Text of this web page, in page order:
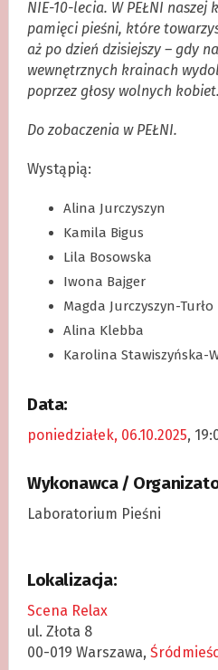
NIE-10-lecia. W PEŁNI
pamięci pieśni, które
aż po dzień dzisiejszy – gdy
wewnętrznych krainach
poprzez głosy wolnych kobiet.
Do zobaczenia w PEŁNI.
Wystąpią:
Alina Jurczyszyn
Kamila Bigus
Lila Bosowska
Iwona Bajger
Magda Jurczyszyn-Turło
Alina Klebba
Karolina Stawiszyńska-
Data:
poniedziałek, 06.10.2025,
Wykonawca /
Laboratorium Pieśni
Lokalizacja:
Scena Relax
ul. Złota 8
00-019 Warszawa,